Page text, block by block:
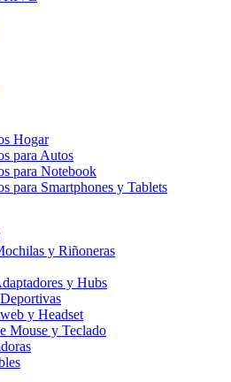
Hogar
para Autos
para Notebook
para Smartphones y Tablets
y Riñoneras
y Hubs
y Headset
Mouse y Teclado